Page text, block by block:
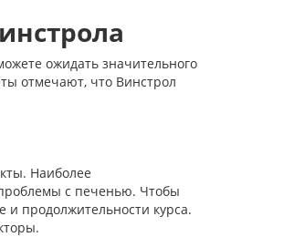
ожидать значительного
отмечают, что Винстрол
Наиболее
с печенью. Чтобы
продолжительности курса.